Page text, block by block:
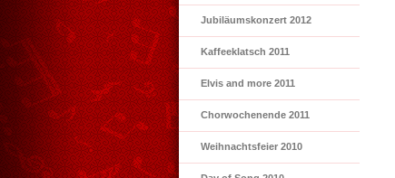
Jubiläumskonzert 2012
Kaffeeklatsch 2011
Elvis and more 2011
Chorwochenende 2011
Weihnachtsfeier 2010